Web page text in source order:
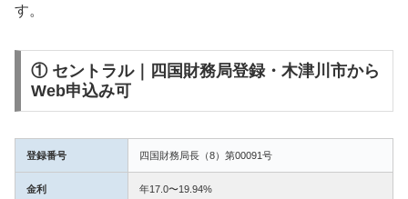
す。
① セントラル｜四国財務局登録・木津川市から
Web申込み可
登録番号 四国財務局長（8）第00091号
金利 年17.0〜19.94%